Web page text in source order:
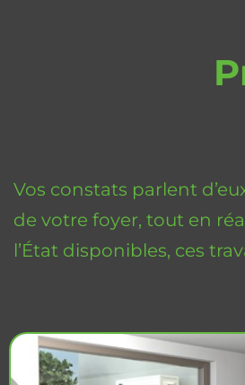
Vos constats parlent
de votre foyer, tout en
l’État disponibles, ces